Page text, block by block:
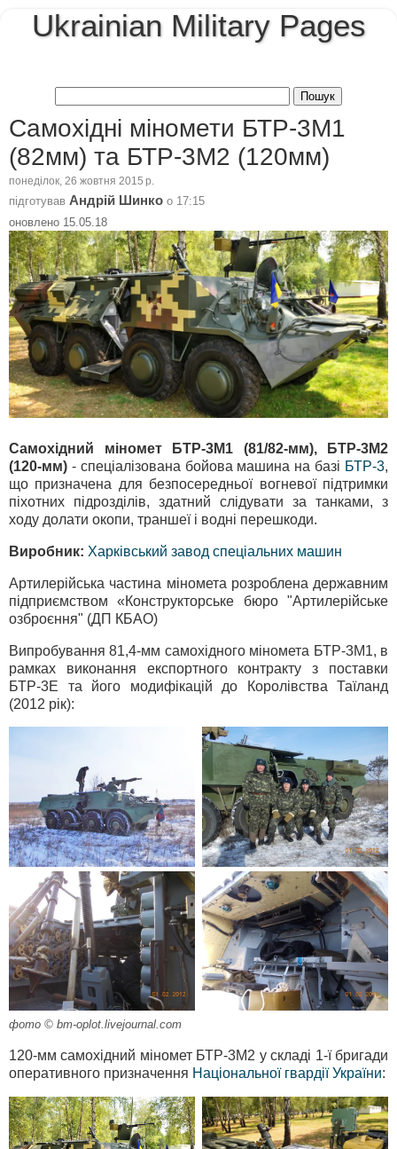
Ukrainian Military Pages
Самохідні міномети БТР-3М1
(82мм) та БТР-3М2 (120мм)
понеділок, 26 жовтня 2015 р.
підготував Андрій Шинко о 17:15
оновлено 15.05.18
Самохідний міномет БТР-3М1 (81/82-мм), БТР-3М2
(120-мм) - спеціалізована бойова машина на базі БТР-3,
що призначена для безпосередньої вогневої підтримки
піхотних підрозділів, здатний слідувати за танками, з
ходу долати окопи, траншеї і водні перешкоди.
Виробник: Харківський завод спеціальних машин
Артилерійська частина міномета розроблена державним
підприємством «Конструкторське бюро "Артилерійське
озброєння" (ДП КБАО)
Випробування 81,4-мм самохідного міномета БТР-3М1, в
рамках виконання експортного контракту з поставки
БТР-3Е та його модифікацій до Королівства Таїланд
(2012 рік):
фото © bm-oplot.livejournal.com
120-мм самохідний міномет БТР-3М2 у складі 1-ї бригади
оперативного призначення Національної гвардії України: